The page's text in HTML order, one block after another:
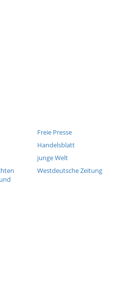
Freie Presse
Handelsblatt
junge Welt
Westdeutsche Zeitung